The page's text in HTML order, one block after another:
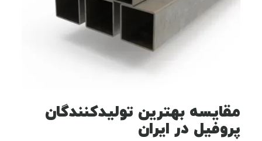
مقایسه بهترین تولیدکنندگان
پروفیل در ایران